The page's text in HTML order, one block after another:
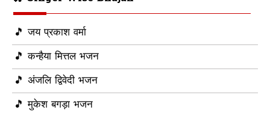
🎵 जय प्रकाश वर्मा
🎵 कन्हैया मित्तल भजन
🎵 अंजलि द्विवेदी भजन
🎵 मुकेश बगड़ा भजन